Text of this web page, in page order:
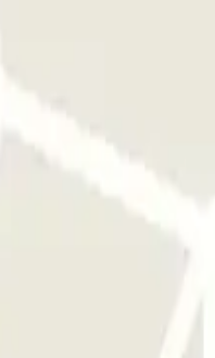
devant la bonne
jusqu'à 1 heure